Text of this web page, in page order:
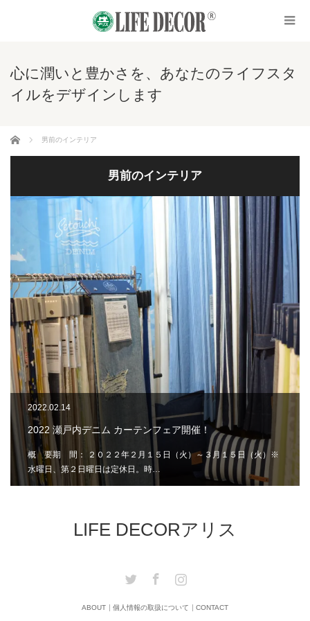
心に潤いと豊かさを、あなたのライフスタ
イルをデザインします
ホーム 男前のインテリア
男前のインテリア
2022.02.14
2022 瀬戸内デニム カーテンフェア開催！
概 要期 間： ２０２２年２月１５日（火）～３月１５日（火）※
水曜日、第２日曜日は定休日。時…
LIFE DECORアリス
Twitter Facebook
ABOUT 個人情報の取扱について CONTACT